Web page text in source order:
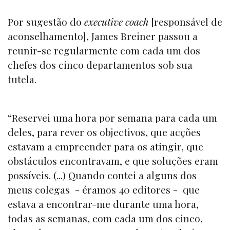
Por sugestão do executive coach [responsável de
aconselhamento], James Breiner passou a
reunir-se regularmente com cada um dos
chefes dos cinco departamentos sob sua
tutela.
“Reservei uma hora por semana para cada um
deles, para rever os objectivos, que acções
estavam a empreender para os atingir, que
obstáculos encontravam, e que soluções eram
possíveis. (...) Quando contei a alguns dos
meus colegas - éramos 40 editores - que
estava a encontrar-me durante uma hora,
todas as semanas, com cada um dos cinco,